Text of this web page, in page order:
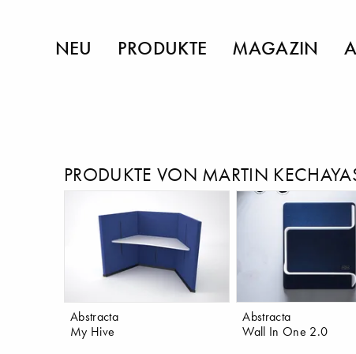
NEU PRODUKTE MAGAZIN
PRODUKTE VON MARTIN
Abstracta
My Hive
Abstracta
Wall In One 2.0